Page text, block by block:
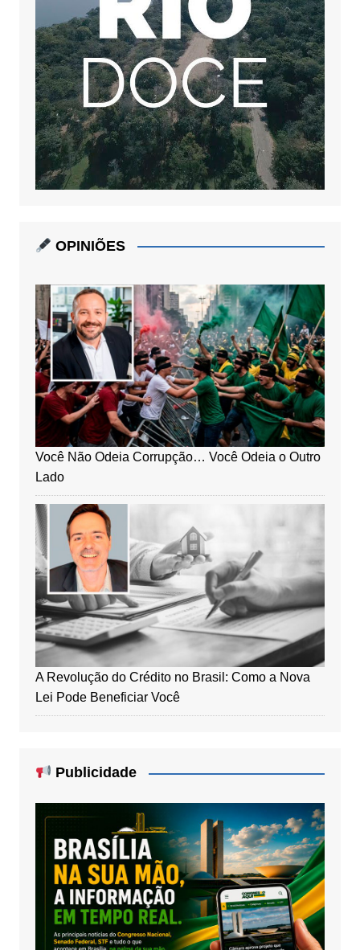
OPINIÕES
Você Não Odeia Corrupção… Você Odeia o Outro
Lado
A Revolução do Crédito no Brasil: Como a Nova
Lei Pode Beneficiar Você
Publicidade